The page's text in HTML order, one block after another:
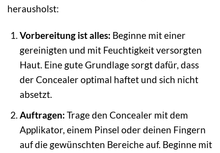
herausholst:
Vorbereitung ist alles: Beginne mit einer
gereinigten und mit Feuchtigkeit versorgten
Haut. Eine gute Grundlage sorgt dafür, dass
der Concealer optimal haftet und sich nicht
absetzt.
Auftragen: Trage den Concealer mit dem
Applikator, einem Pinsel oder deinen Fingern
auf die gewünschten Bereiche auf. Beginne mit